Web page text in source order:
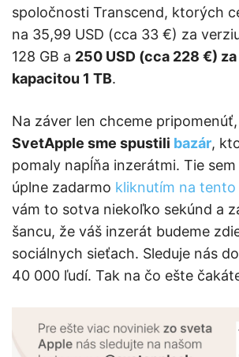
spoločnosti Transcend, ktorých
na 35,99 USD (cca 33 €) za
128 GB a 250 USD (cca 228 €)
kapacitou 1 TB.
Na záver len chceme
SvetApple sme spustili bazár,
pomaly napĺňa inzerátmi. Tie
úplne zadarmo kliknutím na tento
vám to sotva niekoľko sekúnd a
šancu, že váš inzerát budeme
sociálnych sieťach. Sleduje nás
40 000 ľudí. Tak na čo ešte